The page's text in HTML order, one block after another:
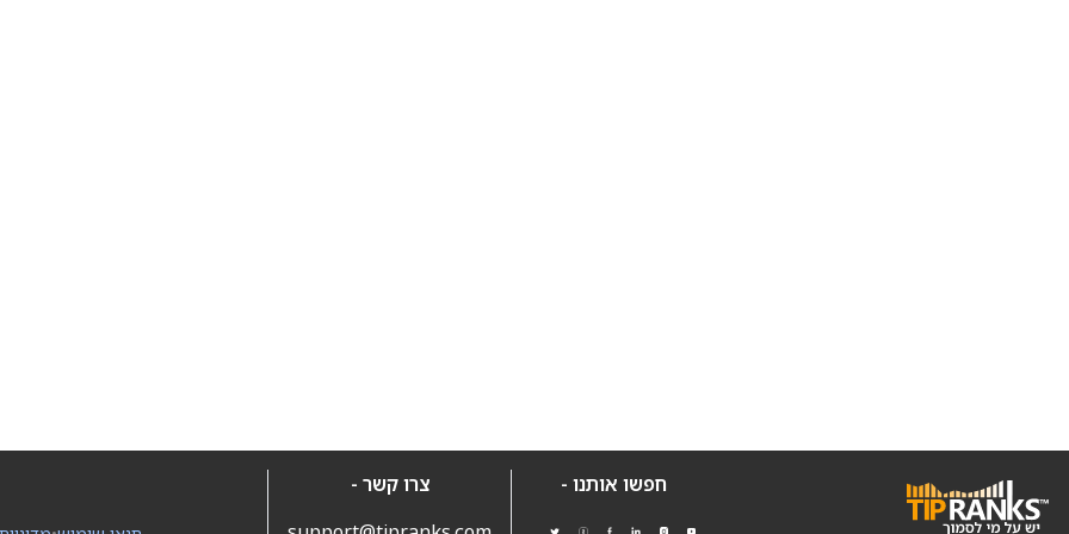
חפשו אותנו -
צרו קשר -